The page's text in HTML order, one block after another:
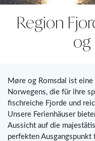
Region
og
Møre og Romsdal ist
Norwegens, die für ihre
fischreiche Fjorde und
Unsere Ferienhäuser
Aussicht auf die
perfekten